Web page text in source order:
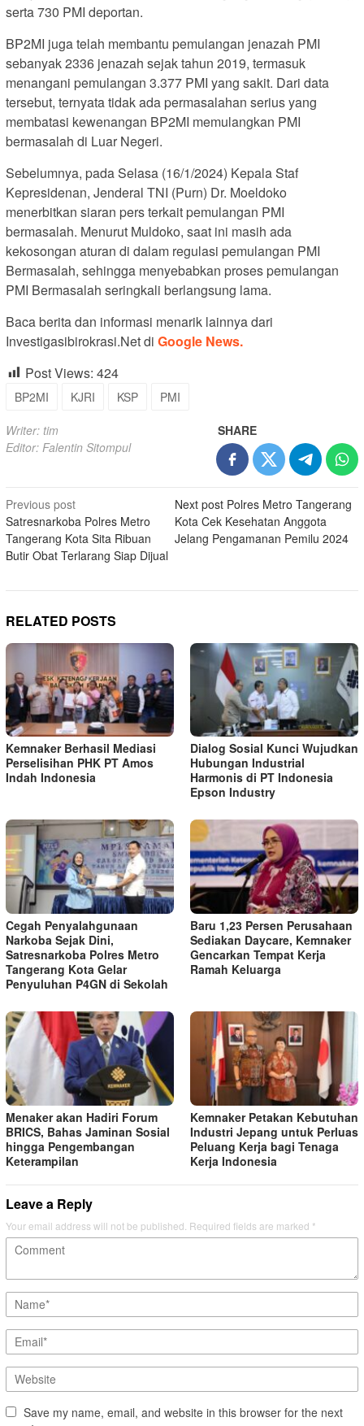
serta 730 PMI deportan.
BP2MI juga telah membantu pemulangan jenazah PMI
sebanyak 2336 jenazah sejak tahun 2019, termasuk
menangani pemulangan 3.377 PMI yang sakit. Dari data
tersebut, ternyata tidak ada permasalahan serius yang
membatasi kewenangan BP2MI memulangkan PMI
bermasalah di Luar Negeri.
Sebelumnya, pada Selasa (16/1/2024) Kepala Staf
Kepresidenan, Jenderal TNI (Purn) Dr. Moeldoko
menerbitkan siaran pers terkait pemulangan PMI
bermasalah. Menurut Muldoko, saat ini masih ada
kekosongan aturan di dalam regulasi pemulangan PMI
Bermasalah, sehingga menyebabkan proses pemulangan
PMI Bermasalah seringkali berlangsung lama.
Baca berita dan informasi menarik lainnya dari
Investigasibirokrasi.Net di Google News.
Post Views: 424
BP2MI KJRI KSP PMI
Writer: tim
Editor: Falentin Sitompul
SHARE
Post
navigation
Previous post
Satresnarkoba Polres Metro
Tangerang Kota Sita Ribuan
Butir Obat Terlarang Siap Dijual
Next post Polres Metro Tangerang
Kota Cek Kesehatan Anggota
Jelang Pengamanan Pemilu 2024
RELATED POSTS
Kemnaker Berhasil Mediasi
Perselisihan PHK PT Amos
Indah Indonesia
Dialog Sosial Kunci Wujudkan
Hubungan Industrial
Harmonis di PT Indonesia
Epson Industry
Cegah Penyalahgunaan
Narkoba Sejak Dini,
Satresnarkoba Polres Metro
Tangerang Kota Gelar
Penyuluhan P4GN di Sekolah
Baru 1,23 Persen Perusahaan
Sediakan Daycare, Kemnaker
Gencarkan Tempat Kerja
Ramah Keluarga
Menaker akan Hadiri Forum
BRICS, Bahas Jaminan Sosial
hingga Pengembangan
Keterampilan
Kemnaker Petakan Kebutuhan
Industri Jepang untuk Perluas
Peluang Kerja bagi Tenaga
Kerja Indonesia
Leave a Reply
Your email address will not be published. Required fields are marked *
Save my name, email, and website in this browser for the next